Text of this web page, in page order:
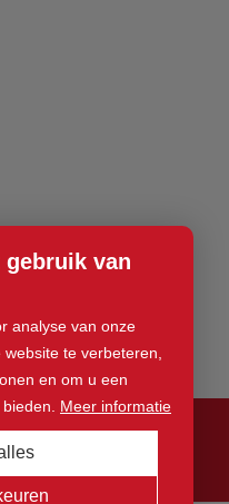
gebruik van
analyse van onze
te verbeteren,
en om u een
Meer informatie
voorbehouden